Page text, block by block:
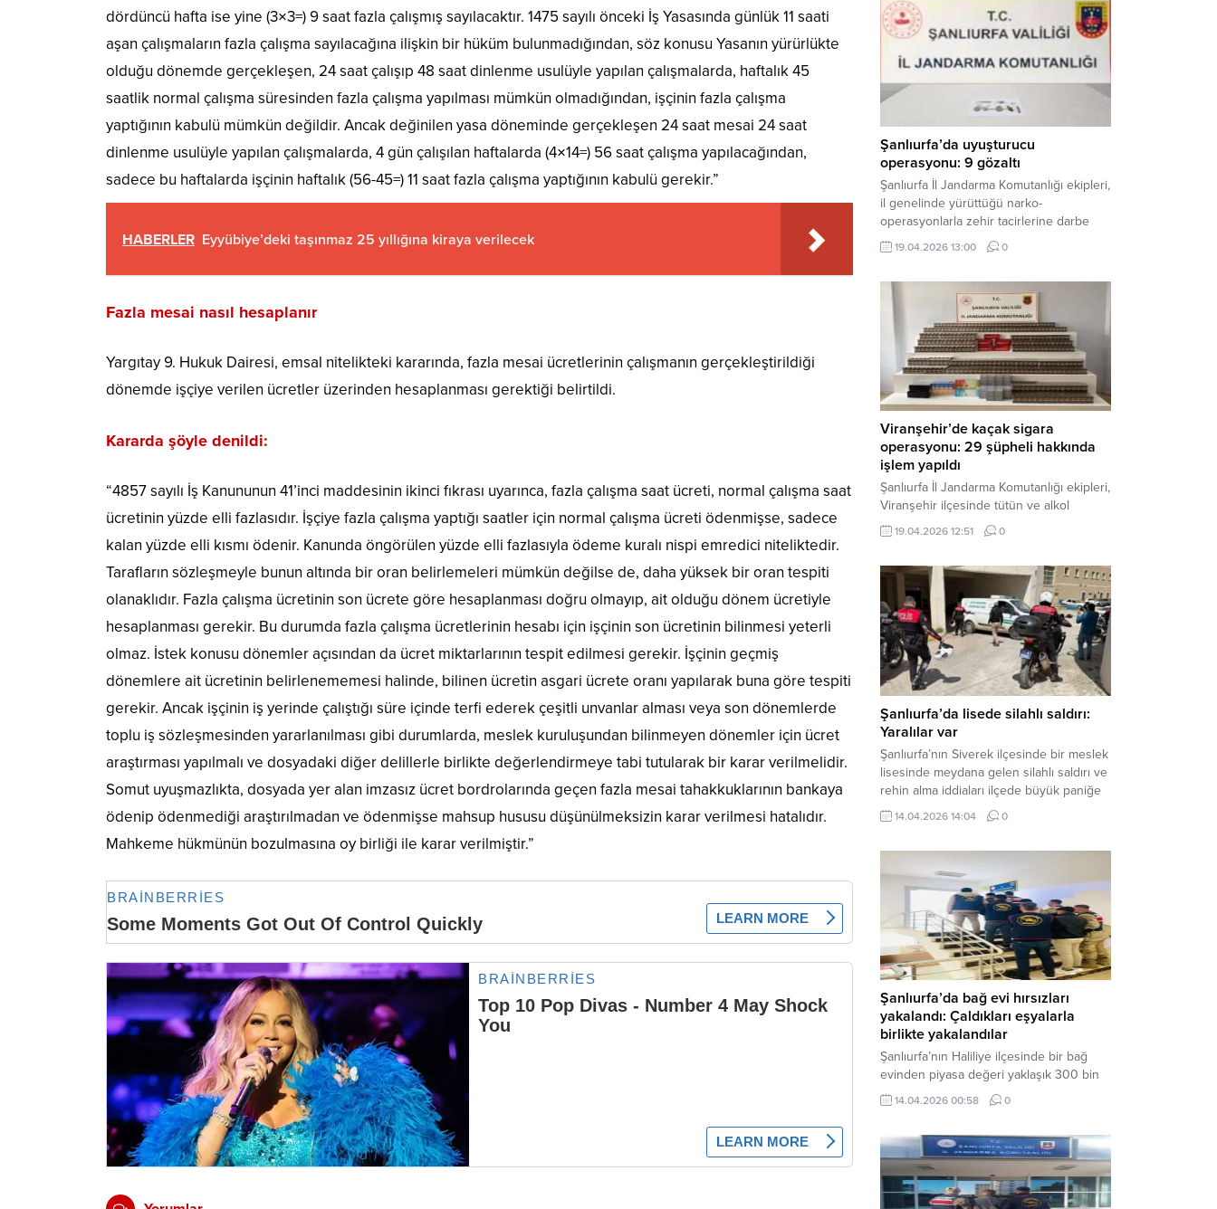
dördüncü hafta ise yine (3×3=) 9 saat fazla çalışmış sayılacaktır. 1475 sayılı önceki İş Yasasında günlük 11 saati
aşan çalışmaların fazla çalışma sayılacağına ilişkin bir hüküm bulunmadığından, söz konusu Yasanın yürürlükte
olduğu dönemde gerçekleşen, 24 saat çalışıp 48 saat dinlenme usulüyle yapılan çalışmalarda, haftalık 45
saatlik normal çalışma süresinden fazla çalışma yapılması mümkün olmadığından, işçinin fazla çalışma
yaptığının kabulü mümkün değildir. Ancak değinilen yasa döneminde gerçekleşen 24 saat mesai 24 saat
dinlenme usulüyle yapılan çalışmalarda, 4 gün çalışılan haftalarda (4×14=) 56 saat çalışma yapılacağından,
sadece bu haftalarda işçinin haftalık (56-45=) 11 saat fazla çalışma yaptığının kabulü gerekir.”
HABERLER Eyyübiye’deki taşınmaz 25 yıllığına kiraya verilecek
Fazla mesai nasıl hesaplanır
Yargıtay 9. Hukuk Dairesi, emsal nitelikteki kararında, fazla mesai ücretlerinin çalışmanın gerçekleştirildiği
dönemde işçiye verilen ücretler üzerinden hesaplanması gerektiği belirtildi.
Kararda şöyle denildi:
“4857 sayılı İş Kanununun 41’inci maddesinin ikinci fıkrası uyarınca, fazla çalışma saat ücreti, normal çalışma saat
ücretinin yüzde elli fazlasıdır. İşçiye fazla çalışma yaptığı saatler için normal çalışma ücreti ödenmişse, sadece
kalan yüzde elli kısmı ödenir. Kanunda öngörülen yüzde elli fazlasıyla ödeme kuralı nispi emredici niteliktedir.
Tarafların sözleşmeyle bunun altında bir oran belirlemeleri mümkün değilse de, daha yüksek bir oran tespiti
olanaklıdır. Fazla çalışma ücretinin son ücrete göre hesaplanması doğru olmayıp, ait olduğu dönem ücretiyle
hesaplanması gerekir. Bu durumda fazla çalışma ücretlerinin hesabı için işçinin son ücretinin bilinmesi yeterli
olmaz. İstek konusu dönemler açısından da ücret miktarlarının tespit edilmesi gerekir. İşçinin geçmiş
dönemlere ait ücretinin belirlenememesi halinde, bilinen ücretin asgari ücrete oranı yapılarak buna göre tespiti
gerekir. Ancak işçinin iş yerinde çalıştığı süre içinde terfi ederek çeşitli unvanlar alması veya son dönemlerde
toplu iş sözleşmesinden yararlanılması gibi durumlarda, meslek kuruluşundan bilinmeyen dönemler için ücret
araştırması yapılmalı ve dosyadaki diğer delillerle birlikte değerlendirmeye tabi tutularak bir karar verilmelidir.
Somut uyuşmazlıkta, dosyada yer alan imzasız ücret bordrolarında geçen fazla mesai tahakkuklarının bankaya
ödenip ödenmediği araştırılmadan ve ödenmişse mahsup hususu düşünülmeksizin karar verilmesi hatalıdır.
Mahkeme hükmünün bozulmasına oy birliği ile karar verilmiştir.”
mühimmat ele geçirildi. Haber Merkezi –
Şanlıurfa Valiliği İl Basın ve Halkla İlişkiler
Müdürlüğü tarafından yapılan açıklamaya
göre; 17 Nisan...
Şanlıurfa’da uyuşturucu
operasyonu: 9 gözaltı
Şanlıurfa İl Jandarma Komutanlığı ekipleri,
il genelinde yürüttüğü narko-
operasyonlarla zehir tacirlerine darbe
indirdi. Üç ilçede eş zamanlı
gerçekleştirilen faaliyetlerde çeşitli
şüpheli hakkında adli işlem başlatıldı.
Haber Merkezi – Şanlıurfa Valiliği İl Basın
ve Halkla İlişkiler Müdürlüğü’nden yapılan
açıklamaya göre, İl Jandarma Komutanlığı
tarafından “Narkotik Suçlarla...
19.04.2026 13:00 0
Viranşehir’de kaçak sigara
operasyonu: 29 şüpheli hakkında
işlem yapıldı
Şanlıurfa İl Jandarma Komutanlığı ekipleri,
Viranşehir ilçesinde tütün ve alkol
kaçakçılığına yönelik yürüttüğü kapsamlı
çalışmalar neticesinde binlerce paket
Operasyon kapsamında çok sayıda şahıs
hakkında adli süreç başlatıldı. Haber
Merkezi – Şanlıurfa Valiliği bünyesinde İl
Jandarma Komutanlığı tarafından
gerçekleştirilen “Tütün ve Alkol
Kaçakçılarına Yönelik Çalışmalar” tüm...
19.04.2026 12:51 0
Şanlıurfa’da lisede silahlı saldırı:
Yaralılar var
Şanlıurfa’nın Siverek ilçesinde bir meslek
lisesinde meydana gelen silahlı saldırı ve
rehin alma iddiaları ilçede büyük paniğe
neden oldu. Olay yerine çok sayıda özel
harekat polisi ve sağlık ekibi sevk
çalışmaları devam ediyor. Haber Merkezi
– Siverek ilçesi Hasan Çelebi
Mahallesi’nde bulunan Ahmet Koyuncu
Mesleki...
14.04.2026 14:04 0
Şanlıurfa’da bağ evi hırsızları
yakalandı: Çaldıkları eşyalarla
birlikte yakalandılar
Şanlıurfa’nın Haliliye ilçesinde bir bağ
evinden piyasa değeri yaklaşık 300 bin
TL olan eşyaları çalan şüpheliler,
jandarmanın başarılı operasyonuyla
şüpheliden 2’si tutuklanarak cezaevine
gönderildi. Haber Merkezi – Şanlıurfa İl
Jandarma Komutanlığı, “Faili Meçhul
Hırsızlık Olaylarının Aydınlatılmasına”
14.04.2026 00:58 0